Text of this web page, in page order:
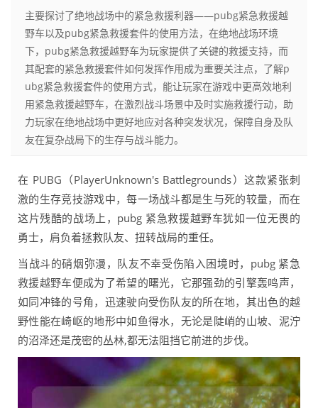
主要探讨了绝地战场中的紧急救援利器——pubg紧急救援越
野车以及pubg紧急救援套件的使用方法，在绝地战场环境
下，pubg紧急救援越野车为玩家提供了关键的救援支持，而
其配套的紧急救援套件如何发挥作用成为重要关注点，了解p
ubg紧急救援套件的使用方式，能让玩家在游戏中更高效地利
用紧急救援越野车，在激烈战斗场景中及时实施救援行动，助
力玩家在绝地战场中更好地应对各种突发状况，保障自身及队
友在复杂战局下的生存与战斗能力。
在 PUBG（PlayerUnknown's Battlegrounds）这款紧张刺
激的生存竞技游戏中，每一场战斗都是生与死的较量，而在
这片残酷的战场上，pubg 紧急救援越野车犹如一位无畏的
勇士，肩负着拯救队友、扭转战局的重任。
当战斗的硝烟弥漫，队友不幸受伤陷入困境时，pubg 紧急
救援越野车便成为了希望的曙光，它那强劲的引擎轰鸣声，
如同冲锋的号角，迅速驶向受伤队友的所在地，其出色的越
野性能在崎岖的地形中如鱼得水，无论是陡峭的山坡、泥泞
的沼泽还是茂密的丛林,都无法阻挡它前进的步伐。